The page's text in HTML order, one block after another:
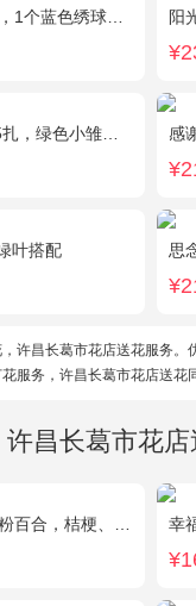
，桔梗、绿叶搭配 阳
菊2枝，雪柳0.1扎 感
叶搭配 思
许昌长葛市花店送花服务
服务，许昌长葛市花店送花
许昌长葛市花店
桔梗、黄莺搭配 幸